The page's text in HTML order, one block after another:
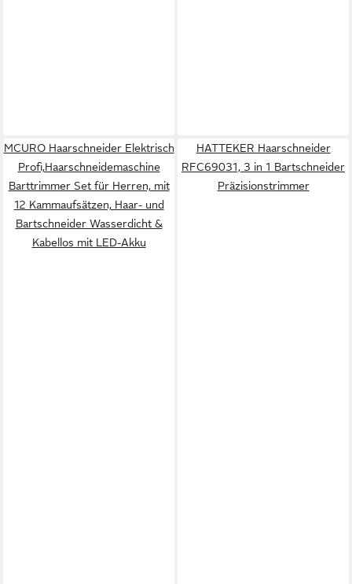
MCURO Haarschneider Elektrisch
Profi,Haarschneidemaschine
Barttrimmer Set für Herren, mit
12 Kammaufsätzen, Haar- und
Bartschneider Wasserdicht &
Kabellos mit LED-Akku
HATTEKER Haarschneider
RFC69031, 3 in 1 Bartschneider
Präzisionstrimmer